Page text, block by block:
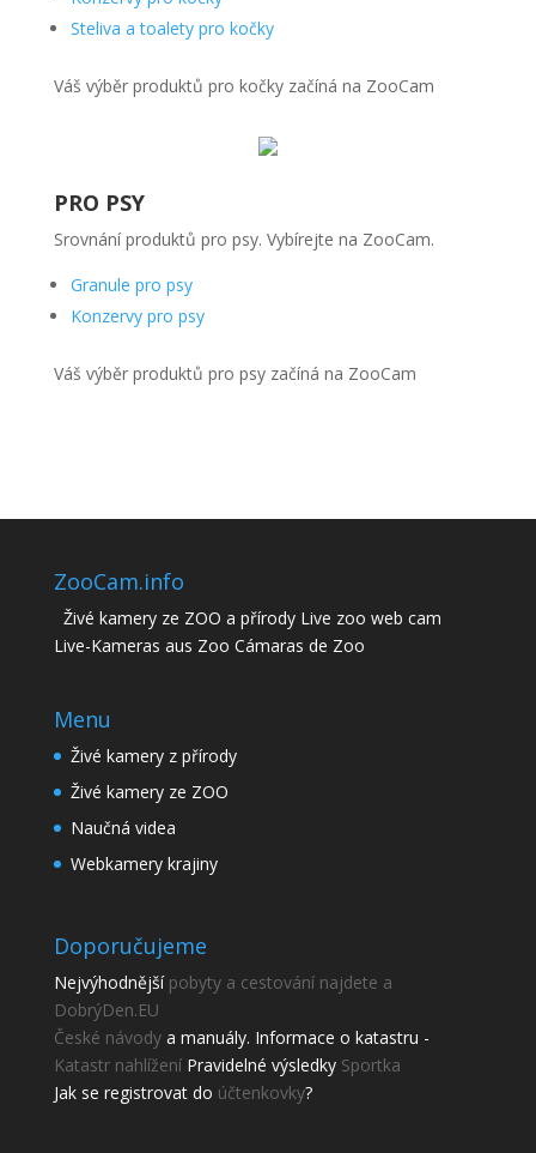
Steliva a toalety pro kočky
Váš výběr produktů pro kočky začíná na ZooCam
PRO PSY
Srovnání produktů pro psy. Vybírejte na ZooCam.
Granule pro psy
Konzervy pro psy
Váš výběr produktů pro psy začíná na ZooCam
ZooCam.info
Živé kamery ze ZOO a přírody Live zoo web cam
Live-Kameras aus Zoo Cámaras de Zoo
Menu
Živé kamery z přírody
Živé kamery ze ZOO
Naučná videa
Webkamery krajiny
Doporučujeme
Nejvýhodnější pobyty a cestování najdete a
DobrýDen.EU
České návodya manuály. Informace o katastru -
Katastr nahlíženíPravidelné výsledky Sportka
Jak se registrovat do účtenkovky?